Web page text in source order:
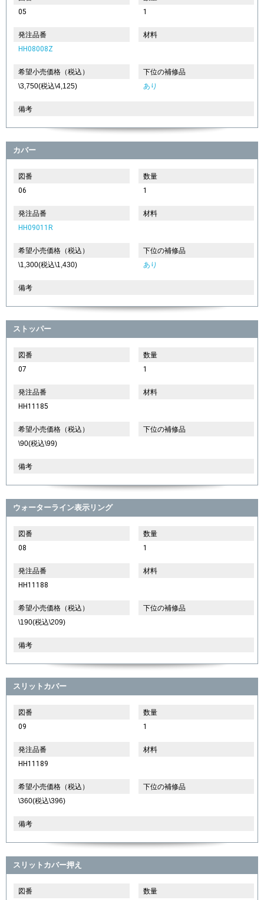
05
1
発注品番
HH08008Z
材料
希望小売価格（税込）
\3,750(税込\4,125)
下位の補修品
あり
備考
カバー
図番
06
数量
1
発注品番
HH09011R
材料
希望小売価格（税込）
\1,300(税込\1,430)
下位の補修品
あり
備考
ストッパー
図番
07
数量
1
発注品番
HH11185
材料
希望小売価格（税込）
\90(税込\99)
下位の補修品
備考
ウォーターライン表示リング
図番
08
数量
1
発注品番
HH11188
材料
希望小売価格（税込）
\190(税込\209)
下位の補修品
備考
スリットカバー
図番
09
数量
1
発注品番
HH11189
材料
希望小売価格（税込）
\360(税込\396)
下位の補修品
備考
スリットカバー押え
図番
数量